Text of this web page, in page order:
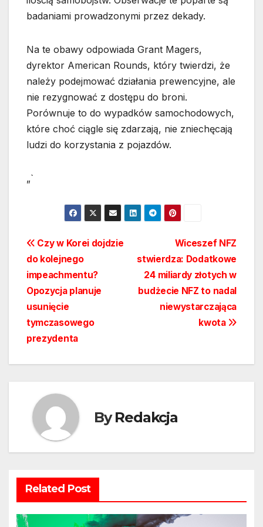
badaniami prowadzonymi przez dekady.
Na te obawy odpowiada Grant Magers,
dyrektor American Rounds, który twierdzi, że
należy podejmować działania prewencyjne, ale
nie rezygnować z dostępu do broni.
Porównuje to do wypadków samochodowych,
które choć ciągle się zdarzają, nie zniechęcają
ludzi do korzystania z pojazdów.
„`
Nawigacja
wpisu
Wiceszef NFZ
stwierdza: Dodatkowe
24 miliardy złotych w
budżecie NFZ to nadal
niewystarczająca
kwota
Czy w Korei dojdzie
do kolejnego
impeachmentu?
Opozycja planuje
usunięcie
tymczasowego
prezydenta
ByRedakcja
Related Post